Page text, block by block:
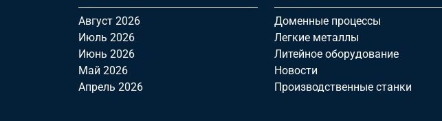
Август 2026
Июль 2026
Июнь 2026
Май 2026
Апрель 2026
Доменные процессы
Легкие металлы
Литейное оборудование
Новости
Производственные станки